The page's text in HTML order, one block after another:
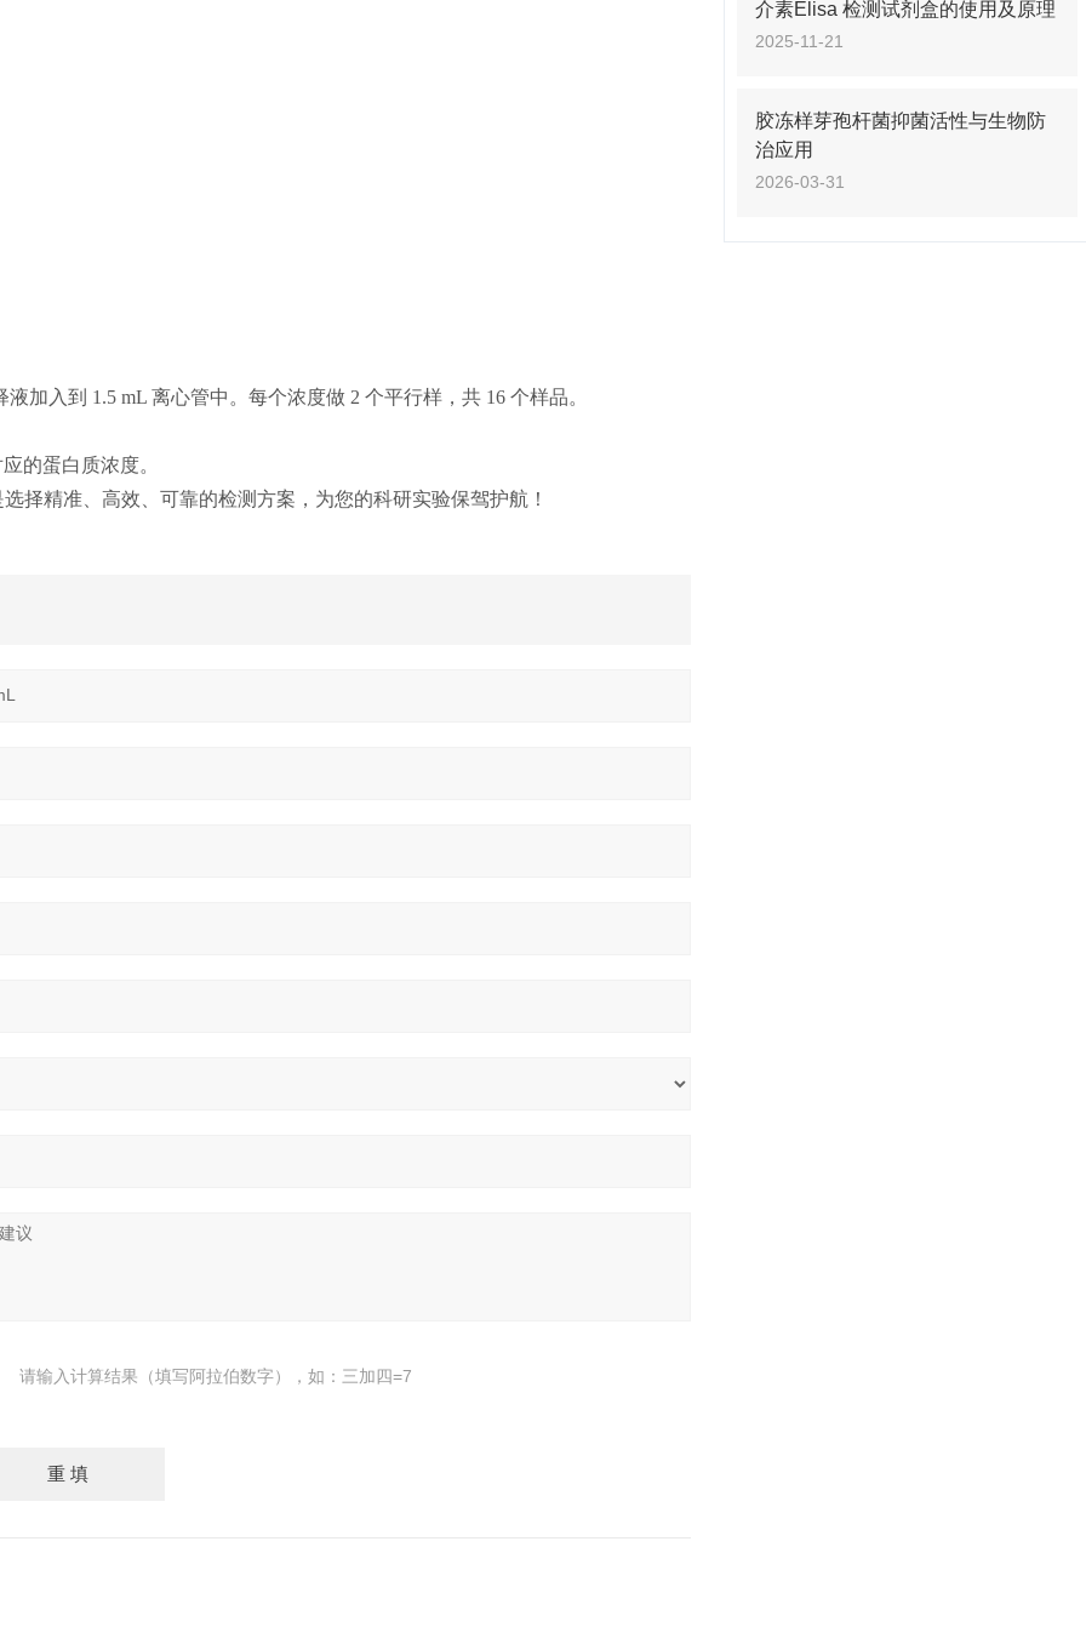
加入到 1.5 mL 离心管中。每个浓度做 2 个平行样，共 16 个样品。
的蛋白质浓度。
择精准、高效、可靠的检测方案，为您的科研实验保驾护航！
请输入计算结果（填写阿拉伯数字），如：三加四=7
介素Elisa 检测试剂盒的使用及原理
2025-11-21
胶冻样芽孢杆菌抑菌活性与生物防
治应用
2026-03-31